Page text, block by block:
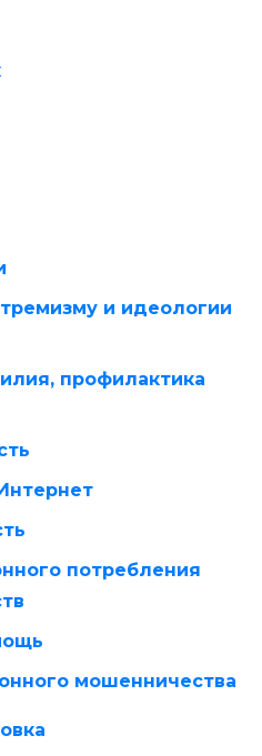
и идеологии
профилактика
потребления
мошенничества